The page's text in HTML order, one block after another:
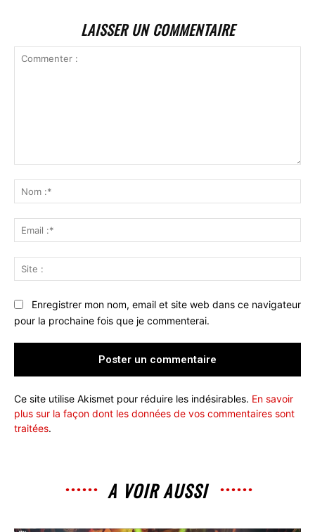
LAISSER UN COMMENTAIRE
:*
:*
:
Enregistrer mon nom, email et site web dans ce navigateur
pour la prochaine fois que je commenterai.
Ce site utilise Akismet pour réduire les indésirables. En savoir
plus sur la façon dont les données de vos commentaires sont
traitées.
A VOIR AUSSI